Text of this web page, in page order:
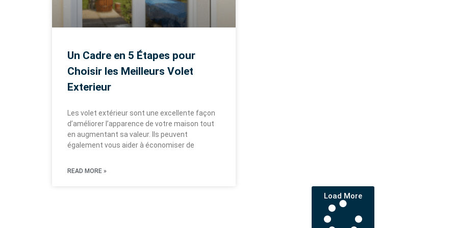
Un Cadre en 5 Étapes pour
Choisir les Meilleurs Volet
Exterieur
Les volet extérieur sont une excellente façon
d’améliorer l’apparence de votre maison tout
en augmentant sa valeur. Ils peuvent
également vous aider à économiser de
READ MORE »
Load More